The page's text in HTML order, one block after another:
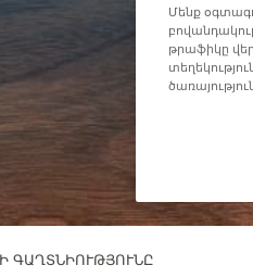
ԳԱՂՏՆԻՈՒԹՅՈՒՆԸ
Մենք
թրաֆիկը